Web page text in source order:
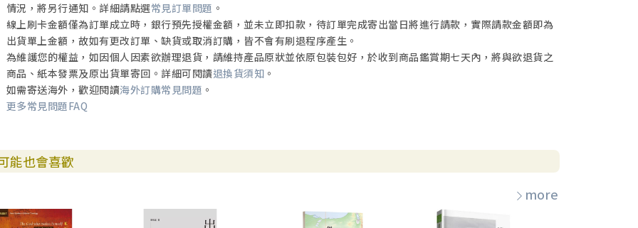
情況，將另行通知。詳細請點選常見訂單問題 。
線上刷卡金額僅為訂單成立時，銀行預先授權金額，並未立即扣款，待訂單完成寄出當日將進行請款，實際請款金額即為
出貨單上金額，故如有更改訂單、缺貨或取消訂購，皆不會有刷退程序產生。
為維護您的權益，如因個人因素欲辦理退貨，請維持產品原狀並依原包裝包好，於收到商品鑑賞期七天內，將與欲退貨之
商品、紙本發票及原出貨單寄回。詳細可閱讀退換貨須知 。
如需寄送海外，歡迎閱讀海外訂購常見問題 。
更多常見問題FAQ
能也會喜歡
more